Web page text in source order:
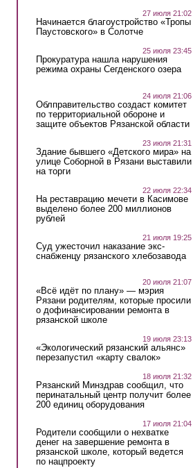
27 июля 21:02
Начинается благоустройство «Тропы
Паустовского» в Солотче
25 июля 23:45
Прокуратура нашла нарушения
режима охраны Сегденского озера
24 июля 21:06
Облправительство создаст комитет
по территориальной обороне и
защите объектов Рязанской области
23 июля 21:31
Здание бывшего «Детского мира» на
улице Соборной в Рязани выставили
на торги
22 июля 22:34
На реставрацию мечети в Касимове
выделено более 200 миллионов
рублей
21 июля 19:25
Суд ужесточил наказание экс-
снабженцу рязанского хлебозавода
20 июля 21:07
«Всё идёт по плану» — мэрия
Рязани родителям, которые просили
о дофинансировании ремонта в
рязанской школе
19 июля 23:13
«Экологический рязанский альянс»
перезапустил «карту свалок»
18 июля 21:32
Рязанский Минздрав сообщил, что
перинатальный центр получит более
200 единиц оборудования
17 июля 21:04
Родители сообщили о нехватке
денег на завершение ремонта в
рязанской школе, который ведется
по нацпроекту